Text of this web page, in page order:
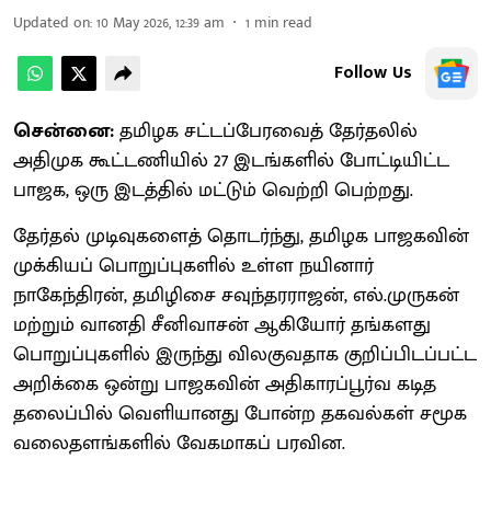
Updated on:10 May 2026, 12:39 am 1 min read
Follow Us
சென்னை:தமிழக சட்டப்பேரவைத் தேர்தலில்
அதிமுக கூட்டணியில் 27 இடங்களில் போட்டியிட்ட
பாஜக, ஒரு இடத்தில் மட்டும் வெற்றி பெற்றது.
தேர்தல் முடிவுகளைத் தொடர்ந்து, தமிழக பாஜகவின்
முக்கியப் பொறுப்புகளில் உள்ள நயினார்
நாகேந்திரன், தமிழிசை சவுந்தரராஜன், எல்.முருகன்
மற்றும் வானதி சீனிவாசன் ஆகியோர் தங்களது
பொறுப்புகளில் இருந்து விலகுவதாக குறிப்பிடப்பட்ட
அறிக்கை ஒன்று பாஜகவின் அதிகாரப்பூர்வ கடித
தலைப்பில் வெளியானது போன்ற தகவல்கள் சமூக
வலைதளங்களில் வேகமாகப் பரவின.